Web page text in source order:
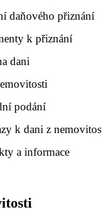
daňového přiznání
k přiznání
dani
podání
k dani z
a informace